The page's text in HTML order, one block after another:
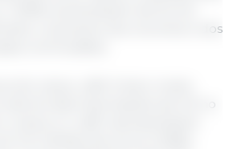
aumentaram de forma
o aumento dos volumes e dos
commodities.
do cacau, café, fruta e nozes
das importações da UE no
cacau e o café representaram
mil milhões de euros (+59%),